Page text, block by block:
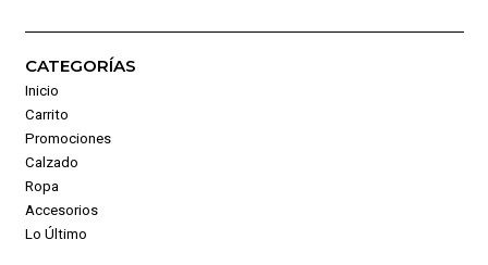
CATEGORÍAS
Inicio
Carrito
Promociones
Calzado
Ropa
Accesorios
Lo Último